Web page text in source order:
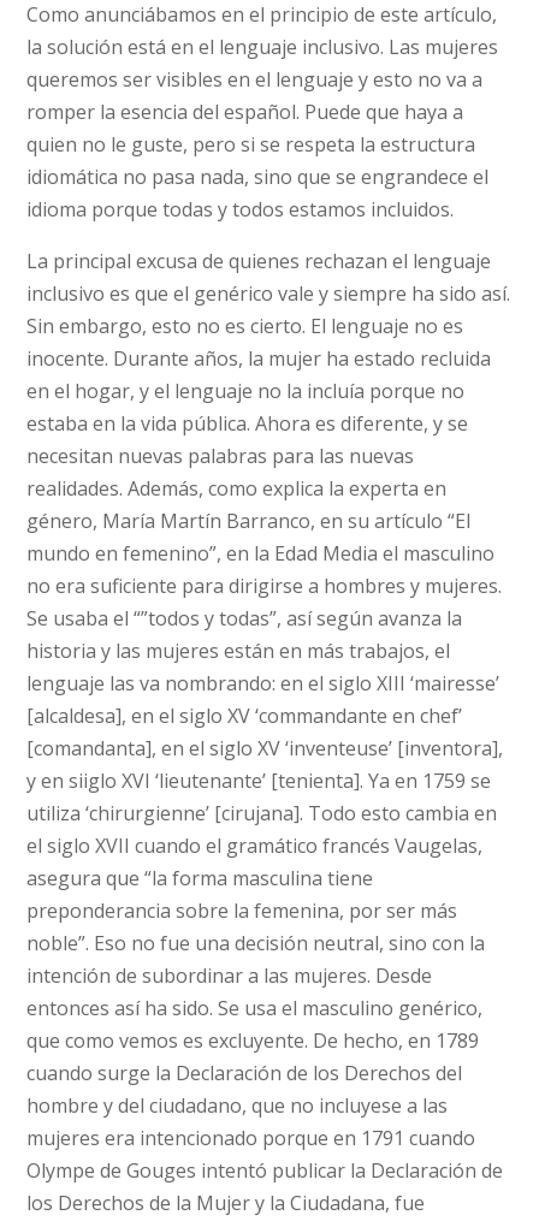
Como anunciábamos en el principio de este artículo,
la solución está en el lenguaje inclusivo. Las mujeres
queremos ser visibles en el lenguaje y esto no va a
romper la esencia del español. Puede que haya a
quien no le guste, pero si se respeta la estructura
idiomática no pasa nada, sino que se engrandece el
idioma porque todas y todos estamos incluidos.
La principal excusa de quienes rechazan el lenguaje
inclusivo es que el genérico vale y siempre ha sido así.
Sin embargo, esto no es cierto. El lenguaje no es
inocente. Durante años, la mujer ha estado recluida
en el hogar, y el lenguaje no la incluía porque no
estaba en la vida pública. Ahora es diferente, y se
necesitan nuevas palabras para las nuevas
realidades. Además, como explica la experta en
género, María Martín Barranco, en su artículo “El
mundo en femenino”, en la Edad Media el masculino
no era suficiente para dirigirse a hombres y mujeres.
Se usaba el “”todos y todas”, así según avanza la
historia y las mujeres están en más trabajos, el
lenguaje las va nombrando: en el siglo XIII ‘mairesse’
[alcaldesa], en el siglo XV ‘commandante en chef’
[comandanta], en el siglo XV ‘inventeuse’ [inventora],
y en siiglo XVI ‘lieutenante’ [tenienta]. Ya en 1759 se
utiliza ‘chirurgienne’ [cirujana]. Todo esto cambia en
el siglo XVII cuando el gramático francés Vaugelas,
asegura que “la forma masculina tiene
preponderancia sobre la femenina, por ser más
noble”. Eso no fue una decisión neutral, sino con la
intención de subordinar a las mujeres. Desde
entonces así ha sido. Se usa el masculino genérico,
que como vemos es excluyente. De hecho, en 1789
cuando surge la Declaración de los Derechos del
hombre y del ciudadano, que no incluyese a las
mujeres era intencionado porque en 1791 cuando
Olympe de Gouges intentó publicar la Declaración de
los Derechos de la Mujer y la Ciudadana, fue